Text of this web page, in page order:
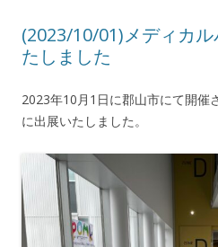
(2023/10/01)メディカ
たしました
2023年10月1日に郡山市にて開催
に出展いたしました。